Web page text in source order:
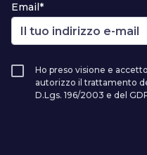
Email*
Ho preso visione e accetto
autorizzo il trattamento
D.Lgs. 196/2003 e del